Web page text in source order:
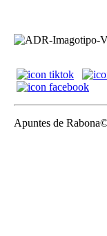
Apuntes de